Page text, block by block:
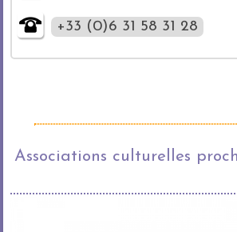
+33 (0)6 31 58 31 28
Associations culturelles